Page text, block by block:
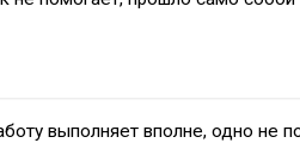
выполняет вполне, одно не